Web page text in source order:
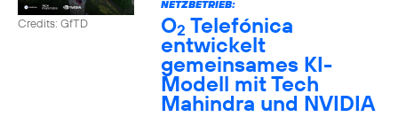
Credits: GfTD
NETZBETRIEB:
O2 Telefónica
entwickelt
gemeinsames KI-
Modell mit Tech
Mahindra und NVIDIA